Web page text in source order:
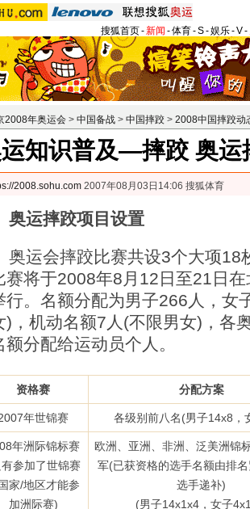
搜狐首页-新闻 -体育-S-娱乐-V-
2008年奥运会 > 中国备战 > 中国摔跤 > 2008中国摔跤动
知识普及—摔跤 奥运
2008.sohu.com 2007年08月03日14:06 搜狐体育
运摔跤项目设置
运会摔跤比赛共设3个大项18
赛将于2008年8月12日至21日
行。名额分配为男子266人，女
)，机动名额7人(不限男女)，各
额分配给运动员个人。
资格赛 分配方案
年世锦赛 各级别前八名(男子14x8，
年洲际锦标赛
参加了世锦赛
家/地区才能参
加洲际赛)
欧洲、亚洲、非洲、泛美洲锦
军(已获资格的选手名额由排
选手递补)
(男子14x1x4，女子